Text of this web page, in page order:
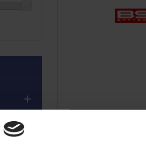

